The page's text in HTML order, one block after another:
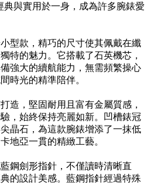
與實用於一身，成為許多腕錶愛
型款，精巧的尺寸使其佩戴在纖
特的魅力。它搭載了石英機芯，
強大的續航能力，無需頻繁操心
時光的精準陪伴。
造，堅固耐用且富有金屬質感，
，始終保持亮麗如新。凹槽錶冠
晶石，為這款腕錶增添了一抹低
地亞一貫的精緻工藝。
鋼劍形指針，不僅讀時清晰直
的設計美感。藍鋼指針經過特殊